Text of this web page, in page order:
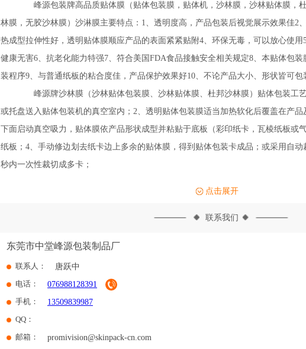
峰源包装牌高品质贴体膜（贴体包装膜，贴体机，沙林膜，沙林贴体膜，
林膜，无胶沙林膜）沙淋膜主要特点：1、透明度高，产品包装后视觉展示效果佳2
热成型拉伸性好，透明贴体膜顺应产品的表面紧紧贴附4、环保无毒，可以放心使
健康无害6、抗老化能力特强7、符合美国FDA食品接触安全相关规定8、本贴体包
装程序9、与普通纸板的粘合度佳，产品保护效果好10、不论产品大小、形状皆可包
峰源牌沙林膜（沙林贴体包装膜、沙林贴体膜、杜邦沙林膜）贴体包装工
或托盘送入贴体包装机的真空室内；2、透明贴体包装膜适当加热软化后覆盖在产
下面启动真空吸力，贴体膜依产品形状成型并粘贴于底板（彩印纸卡，瓦棱纸板或
纸板；4、手动修边划去纸卡边上多余的贴体膜，得到贴体包装卡成品；或采用自
秒内一次性裁切成多卡；
点击展开
联系我们
东莞市中堂峰源包装制品厂
联系人： 唐跃中
电话： 076988128391
手机： 13509839987
QQ：
邮箱： promivision@skinpack-cn.com